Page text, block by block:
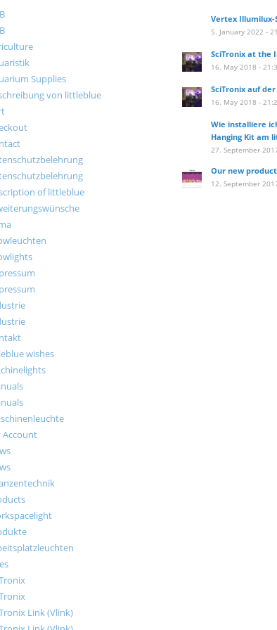
Supplies
von littleblue
of littleblue
wishes
Account
Link (Vlink)
Vertex Illumilux-
5. January 2022 -
SciTronix at the
16. May 2018 -
SciTronix auf
16. May 2018 -
Wie installiere
Hanging Kit am
27. September
Our new
12. September